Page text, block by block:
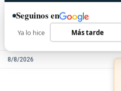
8/8/2026
Seguinos en
Ya lo hice Más tarde